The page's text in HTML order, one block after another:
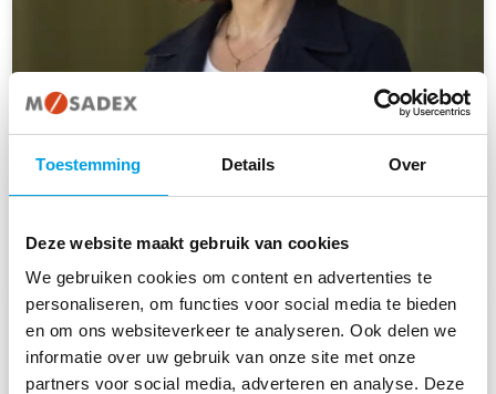
Toestemming Details Over
Deze website maakt gebruik van cookies
We gebruiken cookies om content en advertenties te
personaliseren, om functies voor social media te bieden
en om ons websiteverkeer te analyseren. Ook delen we
informatie over uw gebruik van onze site met onze
partners voor social media, adverteren en analyse. Deze